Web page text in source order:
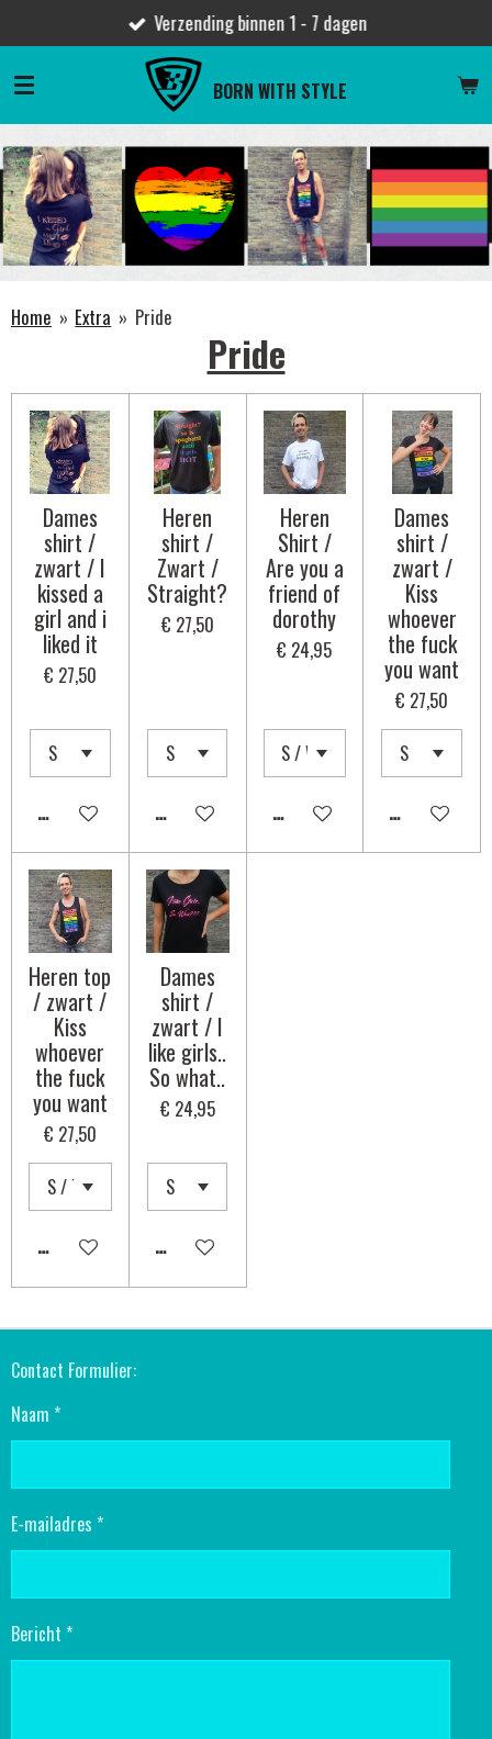
direct
naar
BORN WITH STYLE
Verzending binnen 1 - 7 dagen
Home » Extra » Pride
Pride
Dames
shirt /
zwart / I
kissed a
girl and i
liked it
€ 27,50
IN WINKELWAGEN
Heren
shirt /
Zwart /
Straight?
€ 27,50
IN WINKELWAGEN
Heren
Shirt /
Are you a
friend of
dorothy
€ 24,95
IN WINKELWAGEN
Dames
shirt /
zwart /
Kiss
whoever
the fuck
you want
€ 27,50
IN
Heren top
/ zwart /
Kiss
whoever
the fuck
you want
€ 27,50
IN WINKELWAGEN
Dames
shirt /
zwart / I
like girls..
So what..
€ 24,95
IN WINKELWAGEN
Contact Formulier:
Naam *
E-mailadres *
Bericht *